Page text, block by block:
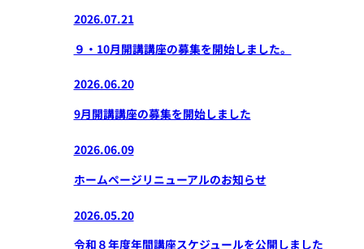
2026.07.21
９・10月開講講座の募集を開始しました。
2026.06.20
9月開講講座の募集を開始しました
2026.06.09
ホームページリニューアルのお知らせ
2026.05.20
令和８年度年間講座スケジュールを公開しました